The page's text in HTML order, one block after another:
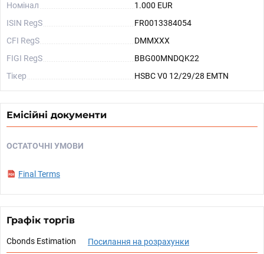
Номінал
1.000 EUR
ISIN RegS
FR0013384054
CFI RegS
DMMXXX
FIGI RegS
BBG00MNDQK22
Тікер
HSBC V0 12/29/28 EMTN
Емісійні документи
ОСТАТОЧНІ УМОВИ
Final Terms
Графік торгів
Cbonds Estimation Посилання на розрахунки